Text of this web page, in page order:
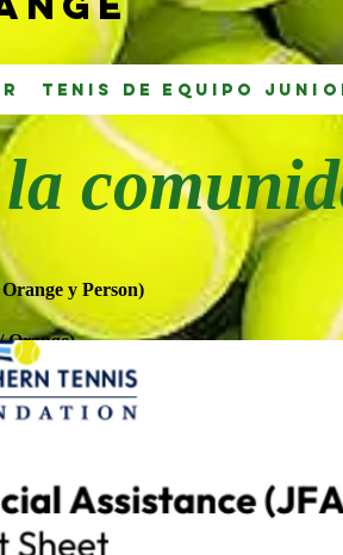
Tenis de equipo
y Person)
Orange)